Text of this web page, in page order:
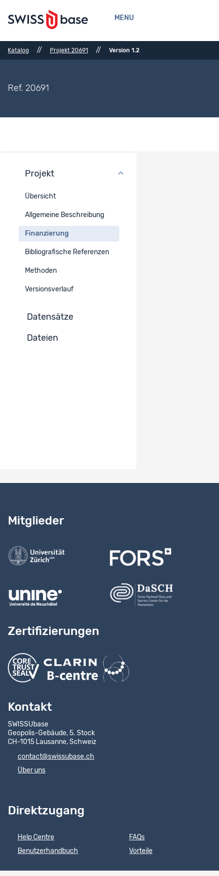
MENU
Katalog // Projekt 20691 // Version 1.2
Ref. 20691
Projekt
Übersicht
Allgemeine Beschreibung
Finanzierung
Bibliografische Referenzen
Methoden
Versionsverlauf
Datensätze
Dateien
Vom SNF subventionierte Forschung
SNF Beitrag
Mitglieder
Zertifizierungen
Kontakt
SWISSUbase
Geopolis-Gebäude, 5. Stock
CH-1015 Lausanne, Schweiz
contact@swissubase.ch
Über uns
Direktzugang
Help Centre
Benutzerhandbuch
FAQs
Vorteile